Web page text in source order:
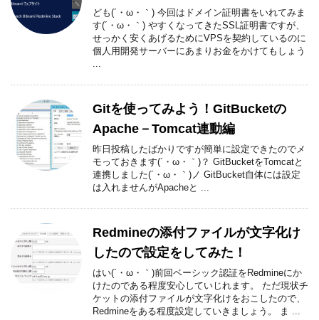
ども(´・ω・｀) 今回はドメイン証明書をいれてみま
す(´・ω・｀) やすくなってきたSSL証明書ですが、
せっかく安くあげるためにVPSを契約しているのに
個人用開発サーバーにあまりお金をかけてもしょう
Gitを使ってみよう！GitBucketの
Apache－Tomcat連動編
昨日投稿したばかりですが簡単に設定できたのでメ
モっておきます(´・ω・｀)？ GitBucketをTomcatと
連携しました(´・ω・｀)ノ GitBucket自体には設定
は入れませんがApacheと ...
Redmineの添付ファイルが文字化け
したので設定をしてみた！
はい(´・ω・｀)前回ベーシック認証をRedmineにか
けたのである程度安心していじれます。 ただ現状チ
ケットの添付ファイルが文字化けをおこしたので、
Redmineをある程度設定していきましょう。 ま ...